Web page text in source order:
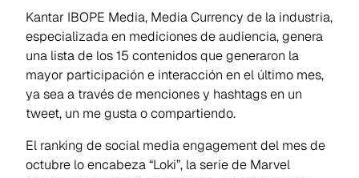
Kantar IBOPE Media, Media Currency de la industria,
especializada en mediciones de audiencia, genera
una lista de los 15 contenidos que generaron la
mayor participación e interacción en el último mes,
ya sea a través de menciones y hashtags en un
tweet, un me gusta o compartiendo.
El ranking de social media engagement del mes de
octubre lo encabeza “Loki”, la serie de Marvel